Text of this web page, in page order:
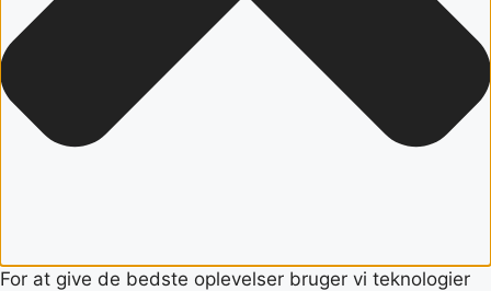
For at give de bedste oplevelser bruger vi teknologier